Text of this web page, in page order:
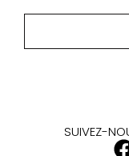
SUIVEZ-